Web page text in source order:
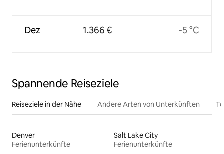
Dez 1.366 € -5 °C
Spannende Reiseziele
Reiseziele in der Nähe Andere Arten von Unterkünften
Denver
Ferienunterkünfte
Salt Lake City
Ferienunterkünfte